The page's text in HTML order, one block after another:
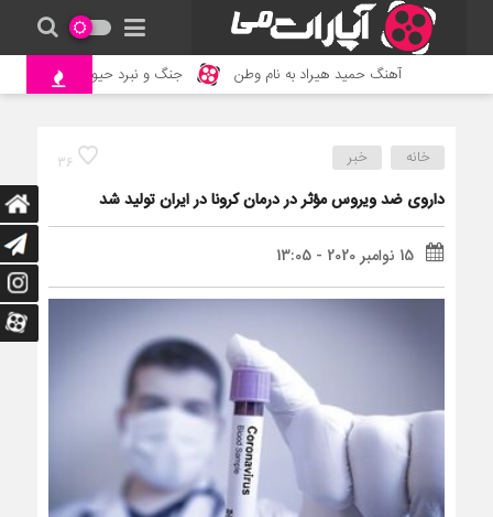
آهنگ حمید هیراد به نام وطن جنگ و نبرد حیوانات وحشی –
36 خانه خبر
داروی ضد ویروس مؤثر در درمان کرونا در ایران تولید شد
15 نوامبر 2020 - 13:05